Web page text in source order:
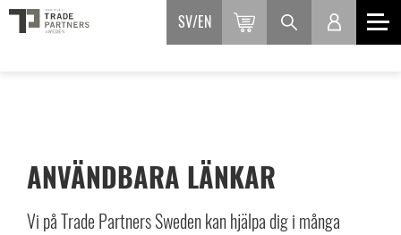
SV EN
ANVÄNDBARA LÄNKAR
Vi på Trade Partners Sweden kan hjälpa dig i många